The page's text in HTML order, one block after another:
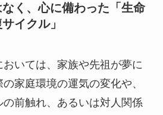
く、心に備わった「生命
イクル」
いては、家族や先祖が夢に
家庭環境の運気の変化や、
前触れ、あるいは対人関係